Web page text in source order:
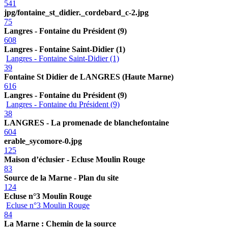
541
jpg/fontaine_st_didier._cordebard_c-2.jpg
75
Langres - Fontaine du Président (9)
608
Langres - Fontaine Saint-Didier (1)
Langres - Fontaine Saint-Didier (1)
39
Fontaine St Didier de LANGRES (Haute Marne)
616
Langres - Fontaine du Président (9)
Langres - Fontaine du Président (9)
38
LANGRES - La promenade de blanchefontaine
604
erable_sycomore-0.jpg
125
Maison d’éclusier - Ecluse Moulin Rouge
83
Source de la Marne - Plan du site
124
Ecluse n°3 Moulin Rouge
Ecluse n°3 Moulin Rouge
84
La Marne : Chemin de la source